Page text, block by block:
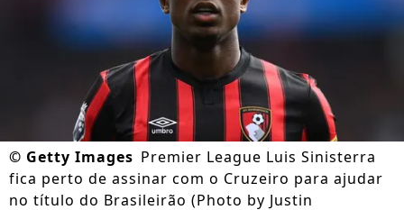
© Getty Images Premier League Luis Sinisterra
fica perto de assinar com o Cruzeiro para ajudar
no título do Brasileirão (Photo by Justin